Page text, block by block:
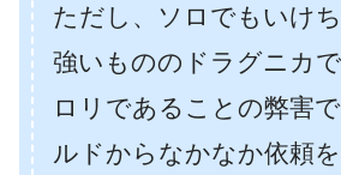
ただし、ソロでもいけ
強いもののドラグニカ
ロリであることの弊害
ルドからなかなか依頼